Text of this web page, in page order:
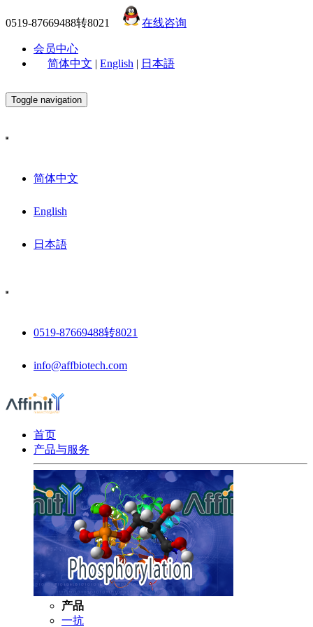
0519-87669488转8021 在线咨询
会员中心
简体中文 | English | 日本語
Toggle navigation
简体中文
English
日本語
0519-87669488转8021
info@affbiotech.com
首页
产品与服务
产品
一抗